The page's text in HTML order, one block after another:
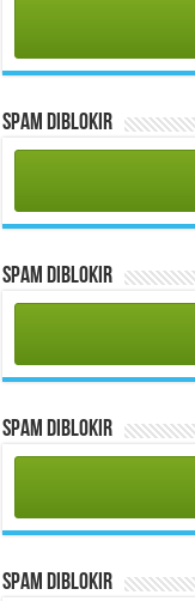
Spam Diblokir
Spam Diblokir
Spam Diblokir
Spam Diblokir